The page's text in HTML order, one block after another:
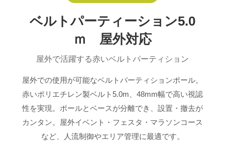
ベルトパーティーション5.0
ｍ 屋外対応
屋外で活躍する赤いベルトパーティション
屋外での使用が可能なベルトパーティションポール。
赤いポリエチレン製ベルト5.0m、48mm幅で高い視認
性を実現。ポールとベースが分離でき、設置・撤去が
カンタン。屋外イベント・フェスタ・マラソンコース
など、人流制御やエリア管理に最適です。